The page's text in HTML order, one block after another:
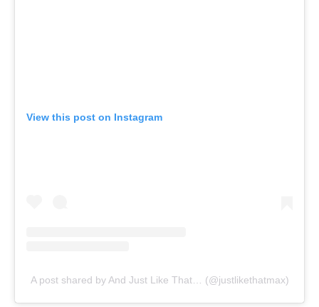
View this post on Instagram
A post shared by And Just Like That… (@justlikethatmax)